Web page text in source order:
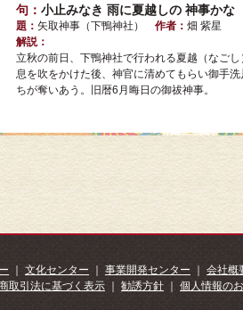
句： 小止みなき 雨に夏越しの 神事かな
題： 矢取神事（下鴨神社） 作者： 畑 紫星
解説：
立秋の前日、下鴨神社で行われる夏越（なご
息を吹をかけた後、神官に清めてもらい御手
ちが奪いあう。旧暦6月晦日の御祓神事。
文化センター 事業開発センター 会社概
取引法に基づく表示 勧誘方針 個人情報の